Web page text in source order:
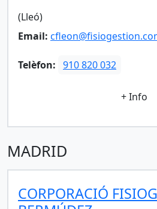
(Lleó)
Email:
Telèfon: 910 820 032
+ Info
MADRID
CORPORACIÓ